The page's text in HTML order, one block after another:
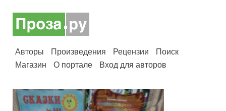
Авторы Произведения Рецензии
Поиск
Магазин
О портале Вход для авторов